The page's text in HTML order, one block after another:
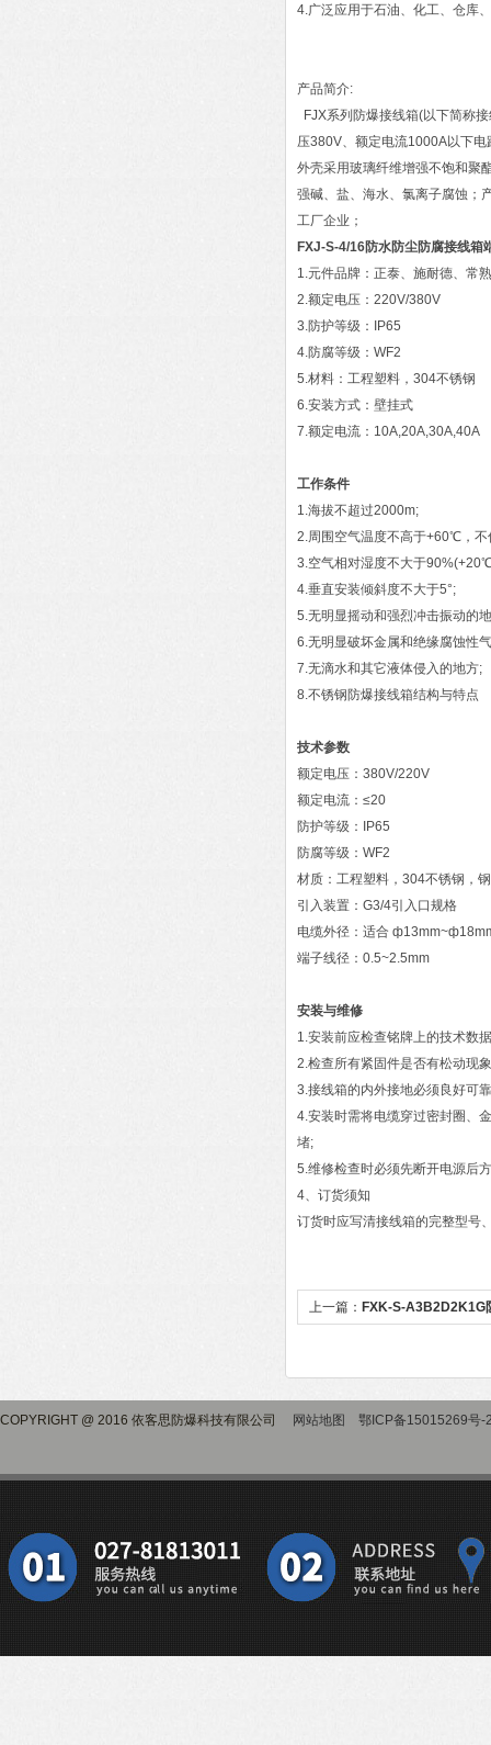
4.广泛应用于石油、化工、仓库
产品简介:
FJX系列防爆接线箱(以下简称
压380V、额定电流1000A以下
外壳采用玻璃纤维增强不饱和聚
强碱、盐、海水、氯离子腐蚀；
工厂企业；
FXJ-S-4/16防水防尘防腐接线箱
1.元件品牌：正泰、施耐德、常
2.额定电压：220V/380V
3.防护等级：IP65
4.防腐等级：WF2
5.材料：工程塑料，304不锈钢
6.安装方式：壁挂式
7.额定电流：10A,20A,30A,40A
工作条件
1.海拔不超过2000m;
2.周围空气温度不高于+60℃，
3.空气相对湿度不大于
4.垂直安装倾斜度不大于5°;
5.无明显摇动和强烈冲击振动的
6.无明显破坏金属和绝缘腐蚀性
7.无滴水和其它液体侵入的地方;
8.不锈钢防爆接线箱结构与特点
技术参数
额定电压：380V/220V
额定电流：≤20
防护等级：IP65
防腐等级：WF2
材质：工程塑料，304不锈钢，
引入装置：G3/4引入口规格
电缆外径：适合
端子线径：0.5~2.5mm
安装与维修
1.安装前应检查铭牌上的技术数
2.检查所有紧固件是否有松动现
3.接线箱的内外接地必须良好可
4.安装时需将电缆穿过密封圈、
堵;
5.维修检查时必须先断开电源后
4、订货须知
订货时应写清接线箱的完整型号
上一篇： FXK-S-A3B2D2K1G
COPYRIGHT @ 2016 依客思防爆科技有限公司 网站地图 鄂ICP备15015269号-